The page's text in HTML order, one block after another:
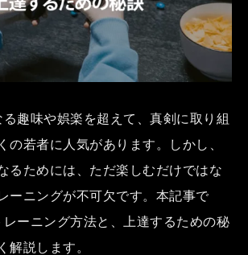
趣味や娯楽を超えて、真剣に取り組
の若者に人気があります。しかし、
るためには、ただ楽しむだけではな
ーニングが不可欠です。本記事で
ーニング方法と、上達するための秘
解説します。